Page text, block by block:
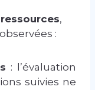
ressources,
:
: l’évaluation
suivies ne